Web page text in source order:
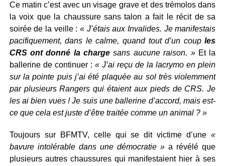
Ce matin c’est avec un visage grave et des trémolos dans
la voix que la chaussure sans talon a fait le récit de sa
soirée de la veille : « J’étais aux Invalides. Je manifestais
pacifiquement, dans le calme, quand tout d’un couples
CRS ont donné la charge sans aucune raison. »Et la
ballerine de continuer : « J’ai reçu de la lacrymo en plein
sur la pointe puis j’ai été plaquée au sol très violemment
par plusieurs Rangers qui étaient aux pieds de CRS. Je
les ai bien vues ! Je suis une ballerine d’accord, mais est-
ce que cela est juste d’être traitée comme un animal ? »
Toujours sur BFMTV, celle qui se dit victime d’une«
bavure intolérable dans une démocratie » a révélé que
plusieurs autres chaussures qui manifestaient hier à ses